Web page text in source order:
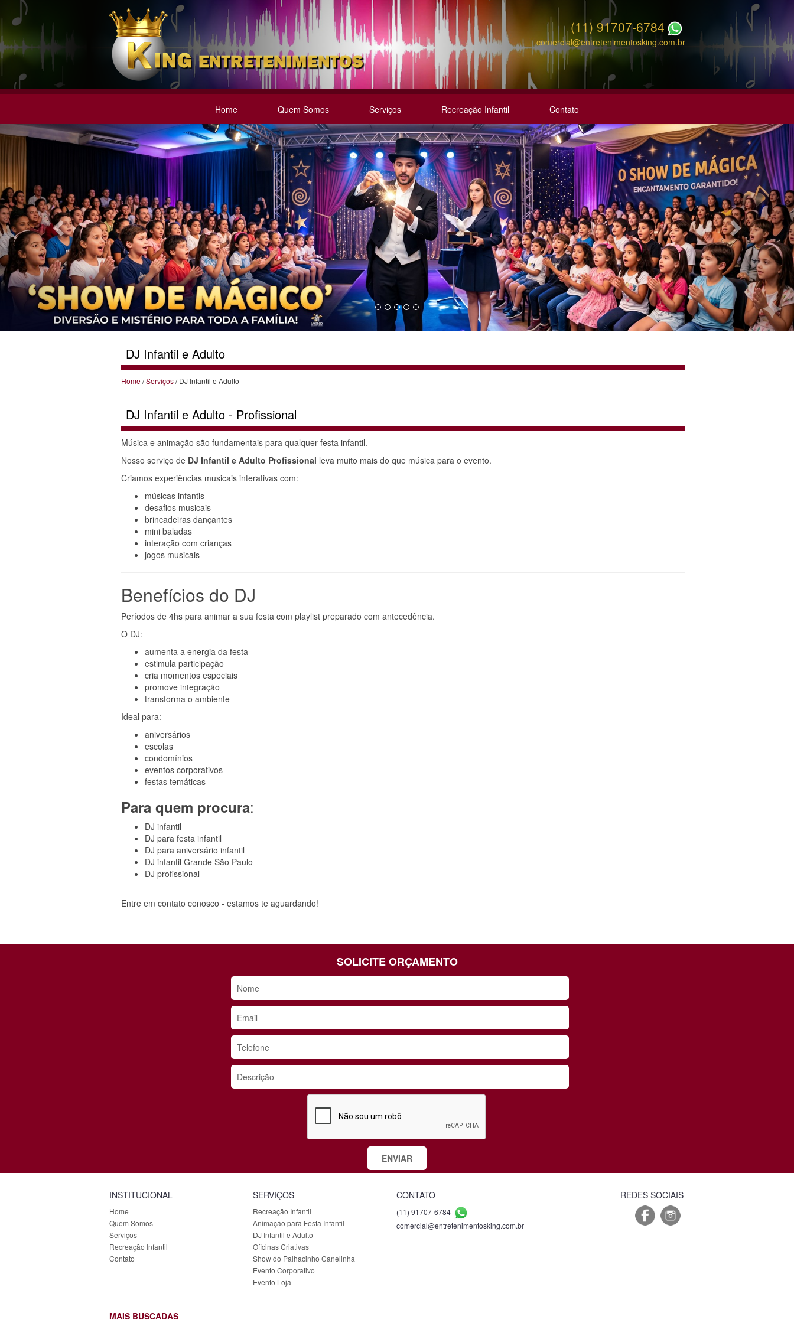
(11) 91707-6784
comercial@entretenimentosking.com.br
Home Quem Somos Serviços Recreação Infantil Contato
Previous Next
DJ Infantil e Adulto
Home/Serviços/ DJ Infantil e Adulto
DJ Infantil e Adulto - Profissional
Música e animação são fundamentais para qualquer festa infantil.
Nosso serviço de DJ Infantil e Adulto Profissional leva muito mais do que música para o evento.
Criamos experiências musicais interativas com:
músicas infantis
desafios musicais
brincadeiras dançantes
mini baladas
interação com crianças
jogos musicais
Benefícios do DJ
Períodos de 4hs para animar a sua festa com playlist preparado com antecedência.
O DJ:
aumenta a energia da festa
estimula participação
cria momentos especiais
promove integração
transforma o ambiente
Ideal para:
aniversários
escolas
condomínios
eventos corporativos
festas temáticas
Para quem procura:
DJ infantil
DJ para festa infantil
DJ para aniversário infantil
DJ infantil Grande São Paulo
DJ profissional
Entre em contato conosco - estamos te aguardando!
SOLICITE ORÇAMENTO
INSTITUCIONAL
Home
Quem Somos
Serviços
Recreação Infantil
Contato
SERVIÇOS
Recreação Infantil
Animação para Festa Infantil
DJ Infantil e Adulto
Oficinas Criativas
Show do Palhacinho Canelinha
Evento Corporativo
Evento Loja
CONTATO
(11) 91707-6784
comercial@entretenimentosking.com.br
REDES SOCIAIS
MAIS BUSCADAS